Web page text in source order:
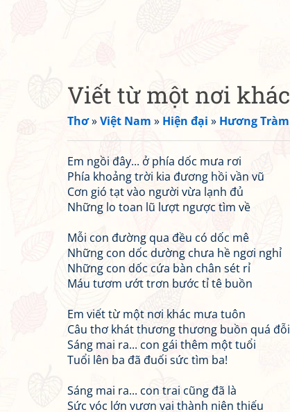
Viết từ một nơi khác
Thơ»Việt Nam » Hiện đại » Hương Tràm
Em ngồi đây... ở phía dốc mưa rơi
Phía khoảng trời kia đương hồi vần vũ
Cơn gió tạt vào người vừa lạnh đủ
Những lo toan lũ lượt ngược tìm về
Mỗi con đường qua đều có dốc mê
Những con dốc dường chưa hề ngơi nghỉ
Những con dốc cứa bàn chân sét rỉ
Máu tươm ướt trơn bước tỉ tê buồn
Em viết từ một nơi khác mưa tuôn
Câu thơ khát thương thương buồn quá đỗi
Sáng mai ra... con gái thêm một tuổi
Tuổi lên ba đã đuối sức tìm ba!
Sáng mai ra... con trai cũng đã là
Sức vóc lớn vươn vai thành niên thiếu